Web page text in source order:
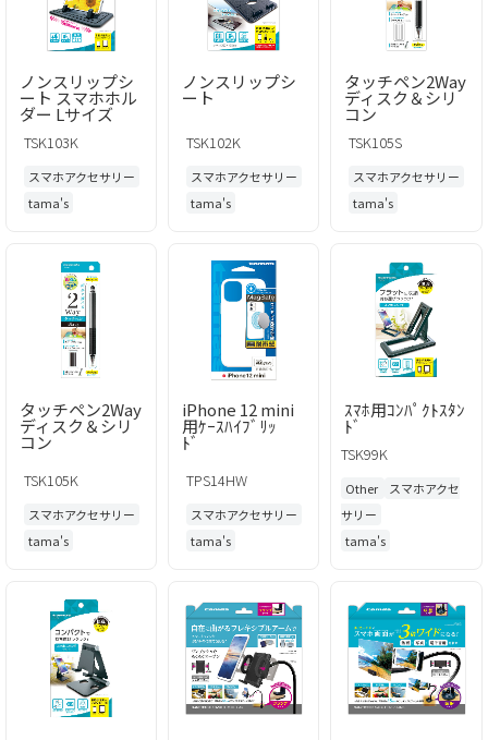
ノンスリップシ
ート スマホホル
ダー Lサイズ
TSK103K
スマホアクセサリー
tama's
ノンスリップシ
ート
TSK102K
スマホアクセサリー
tama's
タッチペン2Way
ディスク＆シリ
コン
TSK105S
スマホアクセサリー
tama's
タッチペン2Way
ディスク＆シリ
コン
TSK105K
スマホアクセサリー
tama's
iPhone 12 mini
用ｹｰｽﾊｲﾌﾞﾘｯ
ﾄﾞ
TPS14HW
スマホアクセサリー
tama's
ｽﾏﾎ用ｺﾝﾊﾟｸﾄｽﾀﾝ
ﾄﾞ
TSK99K
Other
スマホアクセ
サリー
tama's